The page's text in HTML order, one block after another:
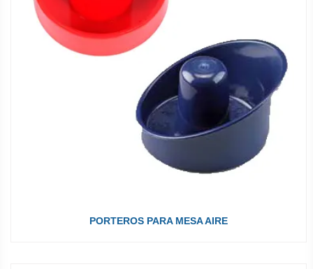
PORTEROS PARA MESA AIRE